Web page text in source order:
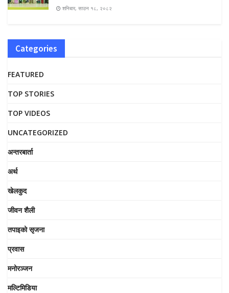
शनिबार, साउन १८, २०८२
Categories
FEATURED
TOP STORIES
TOP VIDEOS
UNCATEGORIZED
अन्तरबार्ता
अर्थ
खेलकुद
जीवन शैली
तपाइको सृजना
प्रवास
मनोरञ्जन
मल्टिमिडिया